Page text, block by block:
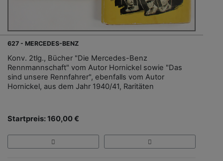
627 - MERCEDES-BENZ
Konv. 2tlg., Bücher "Die Mercedes-Benz
Rennmannschaft" vom Autor Hornickel sowie "Das
sind unsere Rennfahrer", ebenfalls vom Autor
Hornickel, aus dem Jahr 1940/41, Raritäten
Startpreis: 160,00 €